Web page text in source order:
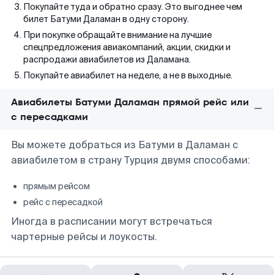
Покупайте туда и обратно сразу. Это выгоднее чем
билет Батуми Даламан в одну сторону.
При покупке обращайте внимание на лучшие
спецпредложения авиакомпаний, акции, скидки и
распродажи авиабилетов из Даламана.
Покупайте авиабилет на неделе, а не в выходные.
Авиабилеты Батуми Даламан прямой рейс или
с пересадками
Вы можете добраться из Батуми в Даламан с
авиабилетом в страну Турция двумя способами:
прямым рейсом
рейс с пересадкой
Иногда в расписании могут встречаться
чартерные рейсы и лоукосты.